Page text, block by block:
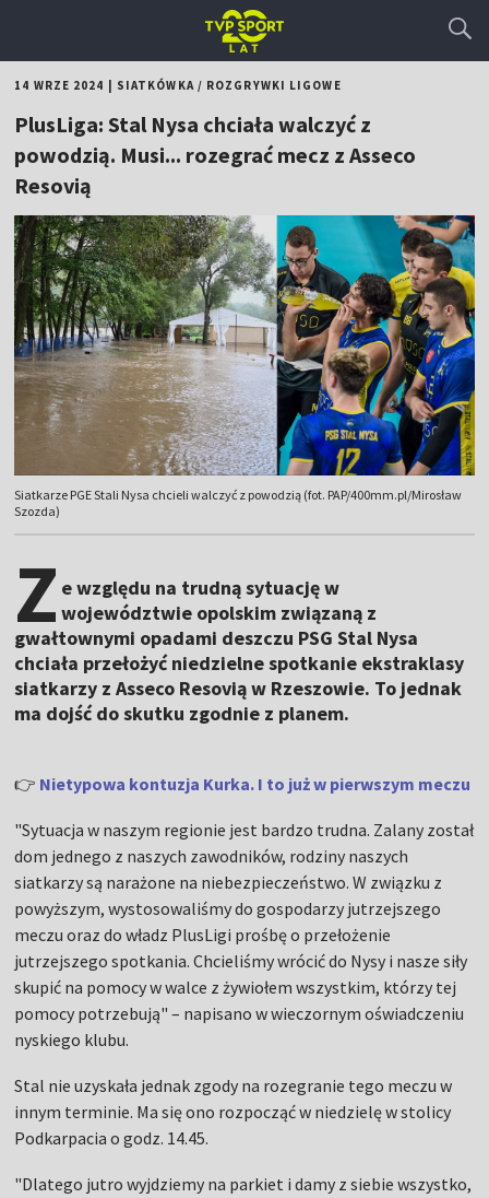
14 WRZE 2024 SIATKÓWKA/ ROZGRYWKI LIGOWE
PlusLiga: Stal Nysa chciała walczyć z
powodzią. Musi... rozegrać mecz z Asseco
Resovią
Siatkarze PGE Stali Nysa chcieli walczyć z powodzią (fot. PAP/400mm.pl/Mirosław
Szozda)
Z e względu na trudną sytuację w
województwie opolskim związaną z
gwałtownymi opadami deszczu PSG Stal Nysa
chciała przełożyć niedzielne spotkanie ekstraklasy
siatkarzy z Asseco Resovią w Rzeszowie. To jednak
ma dojść do skutku zgodnie z planem.
👉 Nietypowa kontuzja Kurka. I to już w pierwszym meczu
"Sytuacja w naszym regionie jest bardzo trudna. Zalany został
dom jednego z naszych zawodników, rodziny naszych
siatkarzy są narażone na niebezpieczeństwo. W związku z
powyższym, wystosowaliśmy do gospodarzy jutrzejszego
meczu oraz do władz PlusLigi prośbę o przełożenie
jutrzejszego spotkania. Chcieliśmy wrócić do Nysy i nasze siły
skupić na pomocy w walce z żywiołem wszystkim, którzy tej
pomocy potrzebują" – napisano w wieczornym oświadczeniu
nyskiego klubu.
Stal nie uzyskała jednak zgody na rozegranie tego meczu w
innym terminie. Ma się ono rozpocząć w niedzielę w stolicy
Podkarpacia o godz. 14.45.
"Dlatego jutro wyjdziemy na parkiet i damy z siebie wszystko,